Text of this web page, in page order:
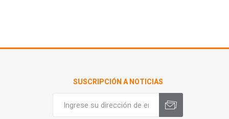
SUSCRIPCIÓN A NOTICIAS